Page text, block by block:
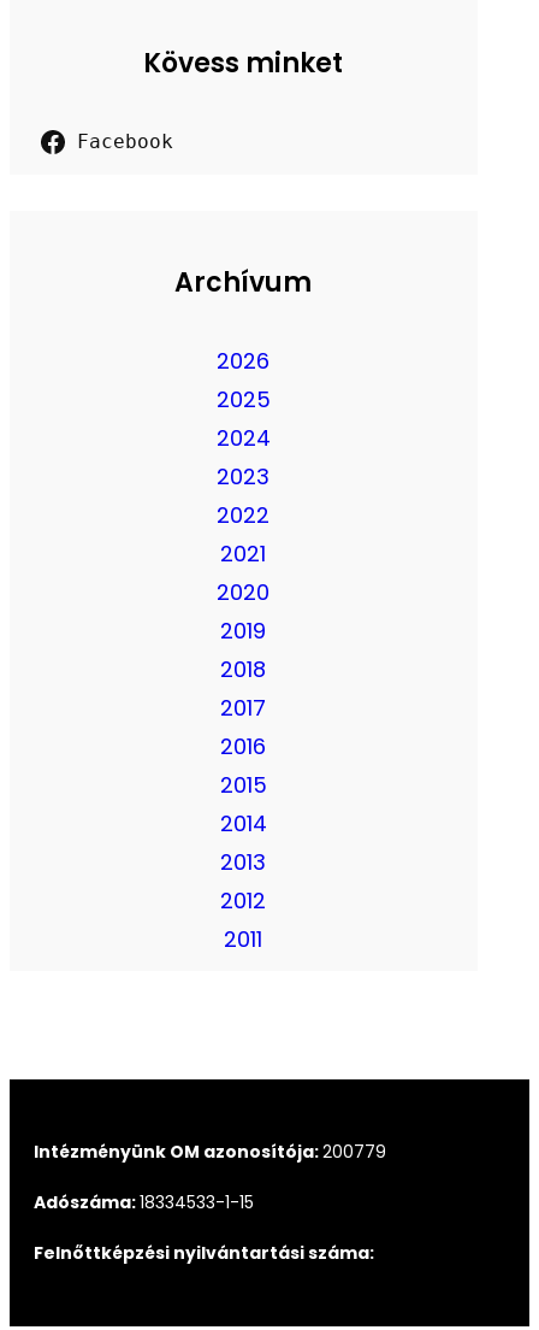
Kövess minket
Facebook
Archívum
2026
2025
2024
2023
2022
2021
2020
2019
2018
2017
2016
2015
2014
2013
2012
2011
Intézményünk OM azonosítója:200779
Adószáma:18334533-1-15
Felnőttképzési nyilvántartási száma: